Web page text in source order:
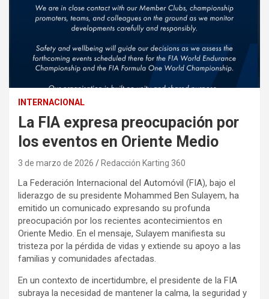
INTERNACIONAL
La FIA expresa preocupación por
los eventos en Oriente Medio
3 de marzo de 2026 Redacción Karting 360
La Federación Internacional del Automóvil (FIA), bajo el
liderazgo de su presidente Mohammed Ben Sulayem, ha
emitido un comunicado expresando su profunda
preocupación por los recientes acontecimientos en
Oriente Medio. En el mensaje, Sulayem manifiesta su
tristeza por la pérdida de vidas y extiende su apoyo a las
familias y comunidades afectadas.
En un contexto de incertidumbre, el presidente de la FIA
subraya la necesidad de mantener la calma, la seguridad y